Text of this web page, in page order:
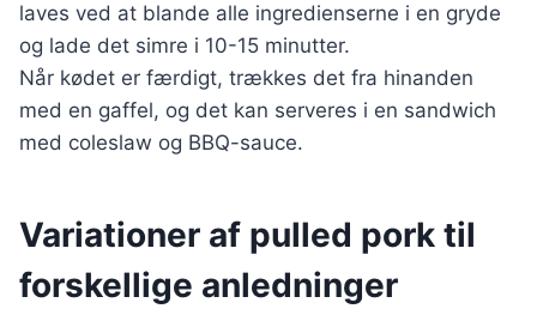
laves ved at blande alle ingredienserne i en gryde
og lade det simre i 10-15 minutter.
Når kødet er færdigt, trækkes det fra hinanden
med en gaffel, og det kan serveres i en sandwich
med coleslaw og BBQ-sauce.
Variationer af pulled pork til
forskellige anledninger